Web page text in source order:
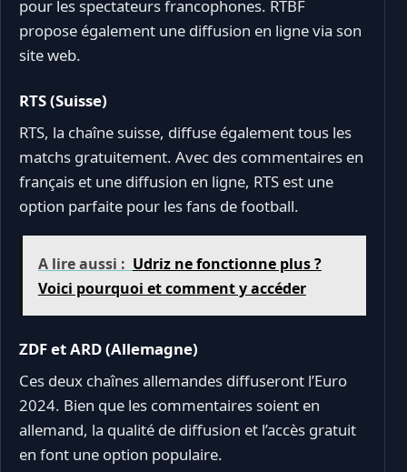
pour les spectateurs francophones. RTBF
propose également une diffusion en ligne via son
site web.
RTS (Suisse)
RTS, la chaîne suisse, diffuse également tous les
matchs gratuitement. Avec des commentaires en
français et une diffusion en ligne, RTS est une
option parfaite pour les fans de football.
A lire aussi : Udriz ne fonctionne plus ?
Voici pourquoi et comment y accéder
ZDF et ARD (Allemagne)
Ces deux chaînes allemandes diffuseront l’Euro
2024. Bien que les commentaires soient en
allemand, la qualité de diffusion et l’accès gratuit
en font une option populaire.